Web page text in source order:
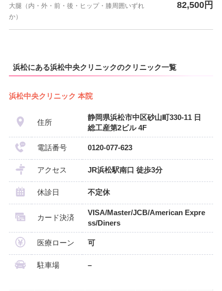
大腿（内・外・前・後・ヒップ・膝周囲いずれ
か）
82,500円
浜松にある浜松中央クリニックのクリニック一覧
浜松中央クリニック 本院
住所
静岡県浜松市中区砂山町330-11 日
総工産第2ビル 4F
電話番号 0120-077-623
アクセス JR浜松駅南口 徒歩3分
休診日 不定休
カード決済
VISA/Master/JCB/American Expre
ss/Diners
医療ローン 可
駐車場 –